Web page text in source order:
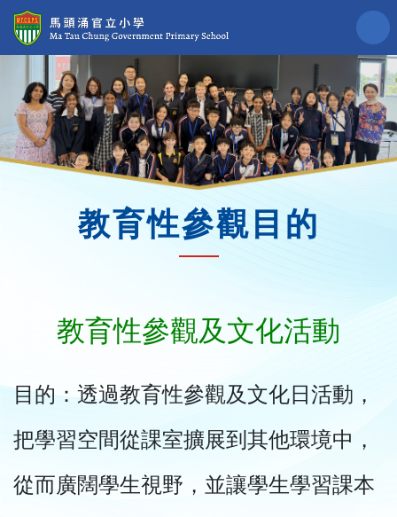
教育性參觀目的
教育性參觀及文化活動
目的：透過教育性參觀及文化日活動，
把學習空間從課室擴展到其他環境中，
從而廣闊學生視野，並讓學生學習課本